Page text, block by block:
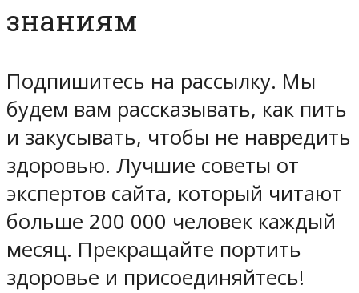
знаниям
Подпишитесь на рассылку. Мы
будем вам рассказывать, как пить
и закусывать, чтобы не навредить
здоровью. Лучшие советы от
экспертов сайта, который читают
больше 200 000 человек каждый
месяц. Прекращайте портить
здоровье и присоединяйтесь!